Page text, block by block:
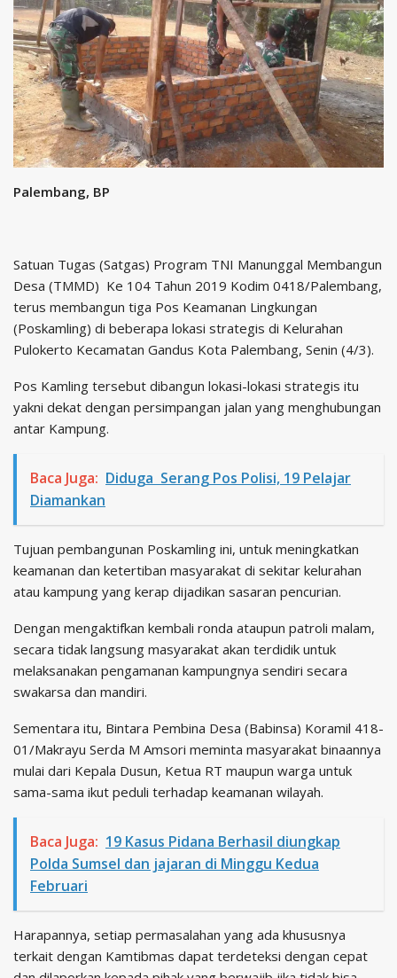
Palembang, BP
Satuan Tugas (Satgas) Program TNI Manunggal Membangun
Desa (TMMD) Ke 104 Tahun 2019 Kodim 0418/Palembang,
terus membangun tiga Pos Keamanan Lingkungan
(Poskamling) di beberapa lokasi strategis di Kelurahan
Pulokerto Kecamatan Gandus Kota Palembang, Senin (4/3).
Pos Kamling tersebut dibangun lokasi-lokasi strategis itu
yakni dekat dengan persimpangan jalan yang menghubungan
antar Kampung.
Baca Juga: Diduga Serang Pos Polisi, 19 Pelajar
Diamankan
Tujuan pembangunan Poskamling ini, untuk meningkatkan
keamanan dan ketertiban masyarakat di sekitar kelurahan
atau kampung yang kerap dijadikan sasaran pencurian.
Dengan mengaktifkan kembali ronda ataupun patroli malam,
secara tidak langsung masyarakat akan terdidik untuk
melaksanakan pengamanan kampungnya sendiri secara
swakarsa dan mandiri.
Sementara itu, Bintara Pembina Desa (Babinsa) Koramil 418-
01/Makrayu Serda M Amsori meminta masyarakat binaannya
mulai dari Kepala Dusun, Ketua RT maupun warga untuk
sama-sama ikut peduli terhadap keamanan wilayah.
Baca Juga: 19 Kasus Pidana Berhasil diungkap
Polda Sumsel dan jajaran di Minggu Kedua
Februari
Harapannya, setiap permasalahan yang ada khususnya
terkait dengan Kamtibmas dapat terdeteksi dengan cepat